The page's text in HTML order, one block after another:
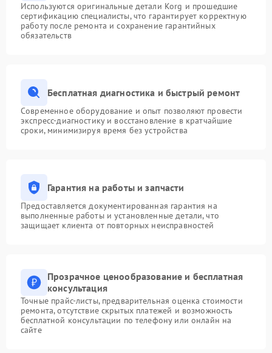
Используются оригинальные детали Korg и прошедшие
сертификацию специалисты, что гарантирует корректную
работу после ремонта и сохранение гарантийных
обязательств
Бесплатная диагностика и быстрый ремонт
Современное оборудование и опыт позволяют провести
экспресс-диагностику и восстановление в кратчайшие
сроки, минимизируя время без устройства
Гарантия на работы и запчасти
Предоставляется документированная гарантия на
выполненные работы и установленные детали, что
защищает клиента от повторных неисправностей
Прозрачное ценообразование и бесплатная
консультация
Точные прайс-листы, предварительная оценка стоимости
ремонта, отсутствие скрытых платежей и возможность
бесплатной консультации по телефону или онлайн на
сайте